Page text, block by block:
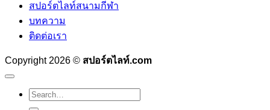
สปอร์ตไลท์สนามกีฬา
บทความ
ติดต่อเรา
Copyright 2026 © สปอร์ตไลท์.com
Search
for: